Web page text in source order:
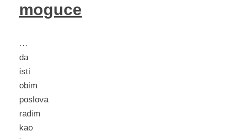
moguce
…
da
isti
obim
poslova
radim
kao